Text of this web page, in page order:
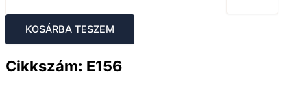
KOSÁRBA TESZEM
Cikkszám: E156